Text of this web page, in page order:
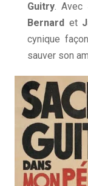
Guitry. Avec
Bernard et
cynique
sauver son